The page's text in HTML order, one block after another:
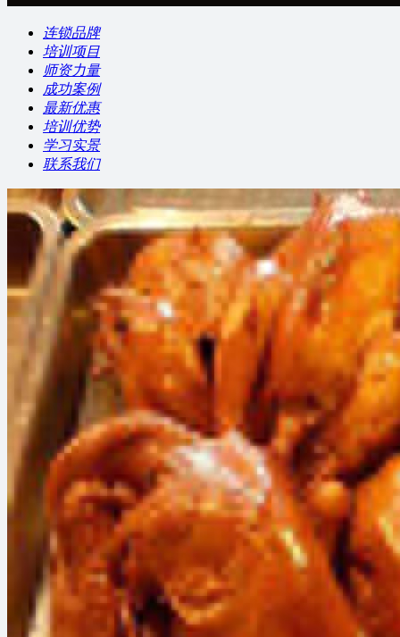
连锁品牌
培训项目
师资力量
成功案例
最新优惠
培训优势
学习实景
联系我们